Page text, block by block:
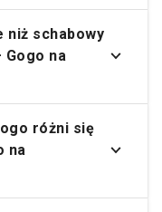
niż schabowy
na
różni się
na